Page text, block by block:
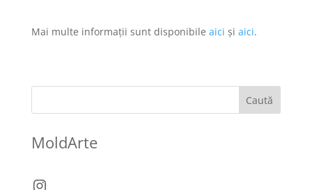
Mai multe informații sunt disponibile aici și aici.
Caută
MoldArte
Instagram